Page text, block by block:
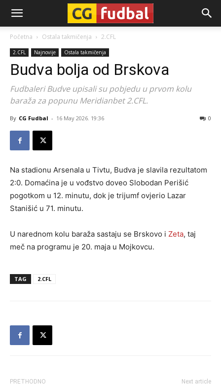
CG-
Fudbal
Početna Ostala takmičenja 2.CFL
2.CFL Najnovije Ostala takmičenja
Budva bolja od Brskova
Fudbaleri Budve upisali su pobjedu u prvom kolu
baraža za popunu Meridianbet 2.CFL.
By CG Fudbal - 16 May 2026. 19:36 0
Na stadionu Arsenala u Tivtu, Budva je slavila rezultatom
2:0. Domaćina je u vođstvo doveo Slobodan Perišić
pogotkom u 12. minutu, dok je trijumf ovjerio Lazar
Stanišić u 71. minutu.
U narednom kolu baraža sastaju se Brskovo i Zeta, taj
meč na programu je 20. maja u Mojkovcu.
TAG 2.CFL
PRETHODNO Next article